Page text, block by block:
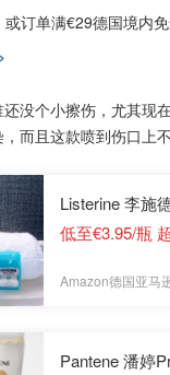
订单满€29德国境内免
还没个小擦伤，尤其现
而且这款喷到伤口上
Listerine 李施
低至€3.95/瓶
Amazon德国亚马
Pantene 潘婷